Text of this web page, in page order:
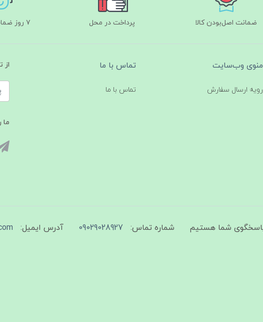
ضمانت اصل‌بودن کالا پرداخت در محل ۷ روز ضمانت بازگشت
منوی وب‌سایت
رویه ارسال سفارش
تماس با ما
تماس با ما
از
ما
شماره تماس: 09029028927 آدرس ایمیل: